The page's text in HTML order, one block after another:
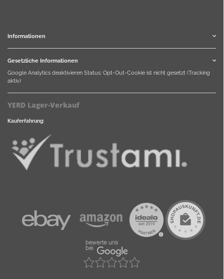
Informationen
Gesetzliche Informationen
Google Analytics deaktivieren Status: Opt-Out-Cookie ist nicht gesetzt (Tracking
aktiv)
YERD Lager-Verkauf
Kauferfahrung: